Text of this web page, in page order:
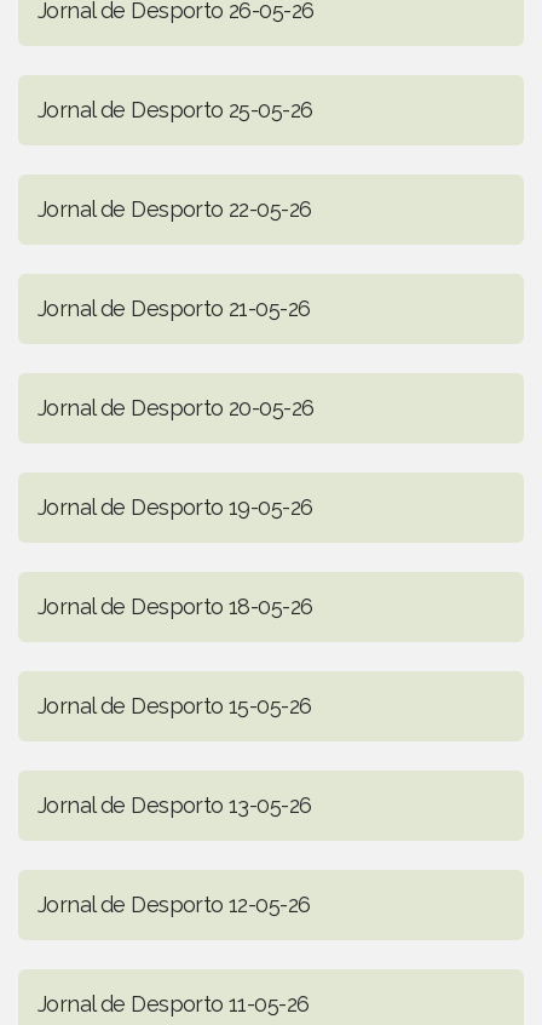
Jornal de Desporto 26-05-26
Jornal de Desporto 25-05-26
Jornal de Desporto 22-05-26
Jornal de Desporto 21-05-26
Jornal de Desporto 20-05-26
Jornal de Desporto 19-05-26
Jornal de Desporto 18-05-26
Jornal de Desporto 15-05-26
Jornal de Desporto 13-05-26
Jornal de Desporto 12-05-26
Jornal de Desporto 11-05-26